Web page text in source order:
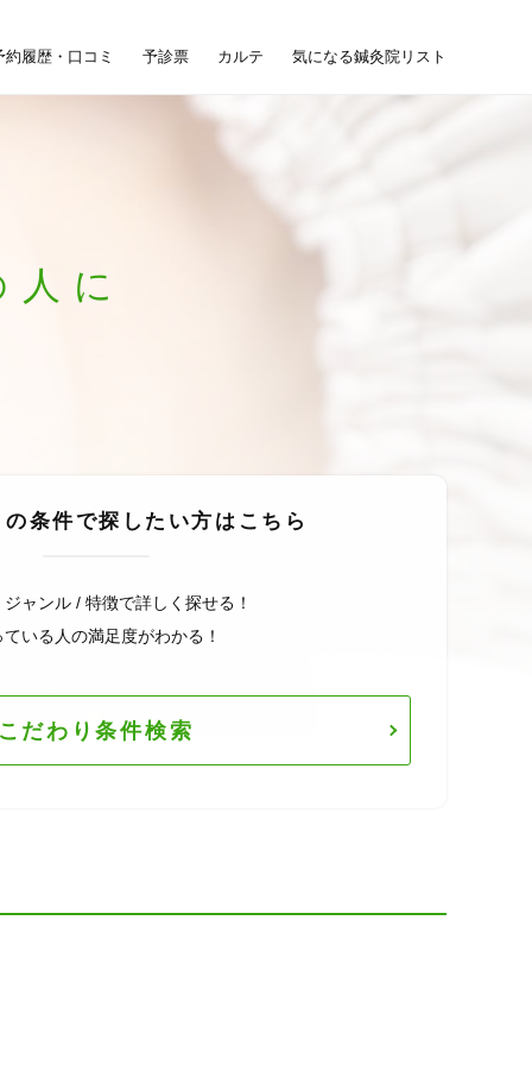
約履歴・口コミ 予診票 カルテ 気になる鍼灸院リスト
人 に
条件で探したい方は こちら
ャンル / 特徴で詳しく探せる！
いる人の満足度がわかる！
だわり条件検索